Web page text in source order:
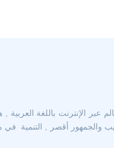
عبر الإنترنت باللغة
أقصر , التنمية في